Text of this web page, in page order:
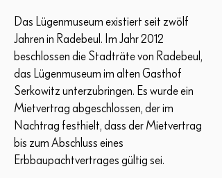
Das Lügenmuseum existiert seit zwölf
Jahren in Radebeul. Im Jahr 2012
beschlossen die Stadträte von Radebeul,
das Lügenmuseum im alten Gasthof
Serkowitz unterzubringen. Es wurde ein
Mietvertrag abgeschlossen, der im
Nachtrag festhielt, dass der Mietvertrag
bis zum Abschluss eines
Erbbaupachtvertrages gültig sei.